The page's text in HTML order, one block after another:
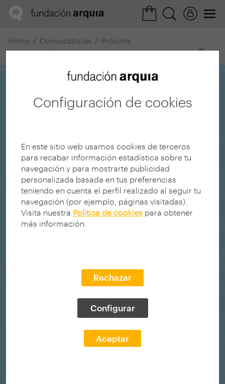
Configuración de cookies
En este sitio web usamos cookies de terceros
para recabar información estadística sobre tu
navegación y para mostrarte publicidad
personalizada basada en tus preferencias
teniendo en cuenta el perfil realizado al seguir tu
navegación (por ejemplo, páginas visitadas).
Visita nuestra Política de cookies para obtener
más información.
Rechazar
Configurar
Aceptar
Home Convocatorias
Próxima
Ficha realización